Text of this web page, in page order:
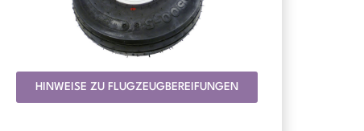
HINWEISE ZU FLUGZEUGBEREIFUNGEN